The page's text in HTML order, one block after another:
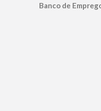
Banco de